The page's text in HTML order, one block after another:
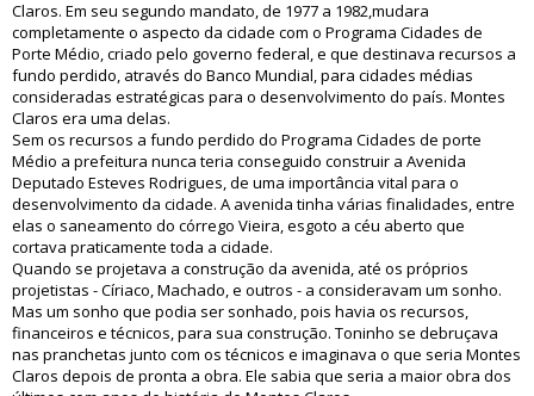
Claros. Em seu segundo mandato, de 1977 a 1982,mudara
completamente o aspecto da cidade com o Programa Cidades de
Porte Médio, criado pelo governo federal, e que destinava recursos a
fundo perdido, através do Banco Mundial, para cidades médias
consideradas estratégicas para o desenvolvimento do país. Montes
Claros era uma delas.
Sem os recursos a fundo perdido do Programa Cidades de porte
Médio a prefeitura nunca teria conseguido construir a Avenida
Deputado Esteves Rodrigues, de uma importância vital para o
desenvolvimento da cidade. A avenida tinha várias finalidades, entre
elas o saneamento do córrego Vieira, esgoto a céu aberto que
cortava praticamente toda a cidade.
Quando se projetava a construção da avenida, até os próprios
projetistas - Círiaco, Machado, e outros - a consideravam um sonho.
Mas um sonho que podia ser sonhado, pois havia os recursos,
financeiros e técnicos, para sua construção. Toninho se debruçava
nas pranchetas junto com os técnicos e imaginava o que seria Montes
Claros depois de pronta a obra. Ele sabia que seria a maior obra dos